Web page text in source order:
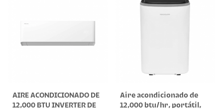
AIRE ACONDICIONADO DE
12,000 BTU INVERTER DE
Aire acondicionado de
12,000 btu/hr, portátil,